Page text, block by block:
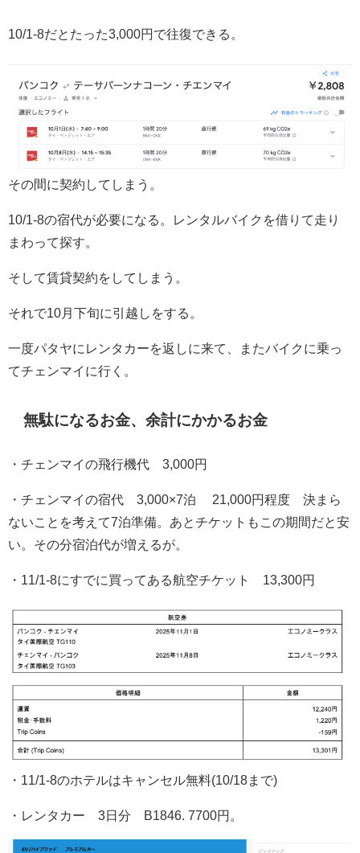
10/1-8だとたった3,000円で往復できる。
その間に契約してしまう。
10/1-8の宿代が必要になる。レンタルバイクを借りて走り
まわって探す。
そして賃貸契約をしてしまう。
それで10月下旬に引越しをする。
一度パタヤにレンタカーを返しに来て、またバイクに乗っ
てチェンマイに行く。
無駄になるお金、余計にかかるお金
・チェンマイの飛行機代 3,000円
・チェンマイの宿代 3,000×7泊 21,000円程度 決まら
ないことを考えて7泊準備。あとチケットもこの期間だと安
い。その分宿泊代が増えるが。
・11/1-8にすでに買ってある航空チケット 13,300円
・11/1-8のホテルはキャンセル無料(10/18まで)
・レンタカー 3日分 B1846. 7700円。